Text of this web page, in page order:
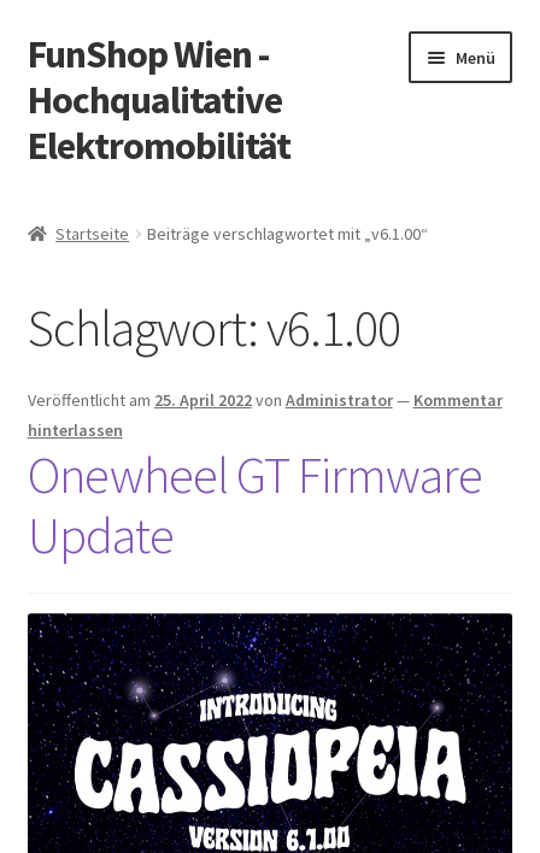
Zur
Navigation
springen
Zum
Inhalt
springen
FunShop Wien -
Hochqualitative
Elektromobilität
Menü
Vorsicht Internetbetrug
Über FunShop
öffnen
Impressum
Zum Onlineshop in der Web Version
Startseite Beiträge verschlagwortet mit „v6.1.00“
Schlagwort:v6.1.00
Veröffentlicht am 25. April 2022von Administrator— Kommentar
hinterlassen
Onewheel GT Firmware
Update